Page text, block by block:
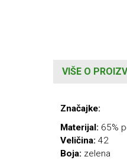
VIŠE O
Značajke:
Materijal: 65%
Veličina: 42
Boja: zelena